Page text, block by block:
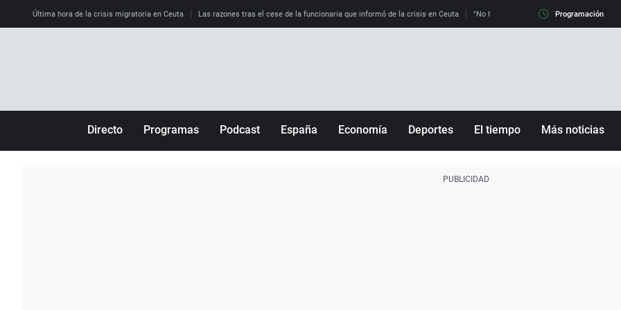
Última hora de la crisis migratoria en Ceuta Las razones tras el cese de la funcionaria que informó de la crisis en Ceuta "No hay mafias, que no nos engañen":
Programación
Directo Programas Podcast España Economía Deportes El tiempo Más noticias